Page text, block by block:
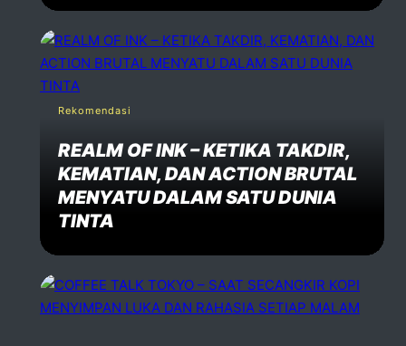
Rekomendasi
REALM OF INK – KETIKA TAKDIR,
KEMATIAN, DAN ACTION BRUTAL
MENYATU DALAM SATU DUNIA
TINTA